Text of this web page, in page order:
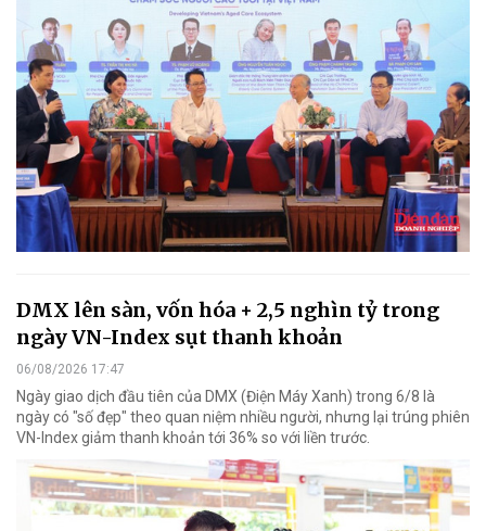
DMX lên sàn, vốn hóa + 2,5 nghìn tỷ trong
ngày VN-Index sụt thanh khoản
06/08/2026 17:47
Ngày giao dịch đầu tiên của DMX (Điện Máy Xanh) trong 6/8 là
ngày có "số đẹp" theo quan niệm nhiều người, nhưng lại trúng phiên
VN-Index giảm thanh khoản tới 36% so với liền trước.